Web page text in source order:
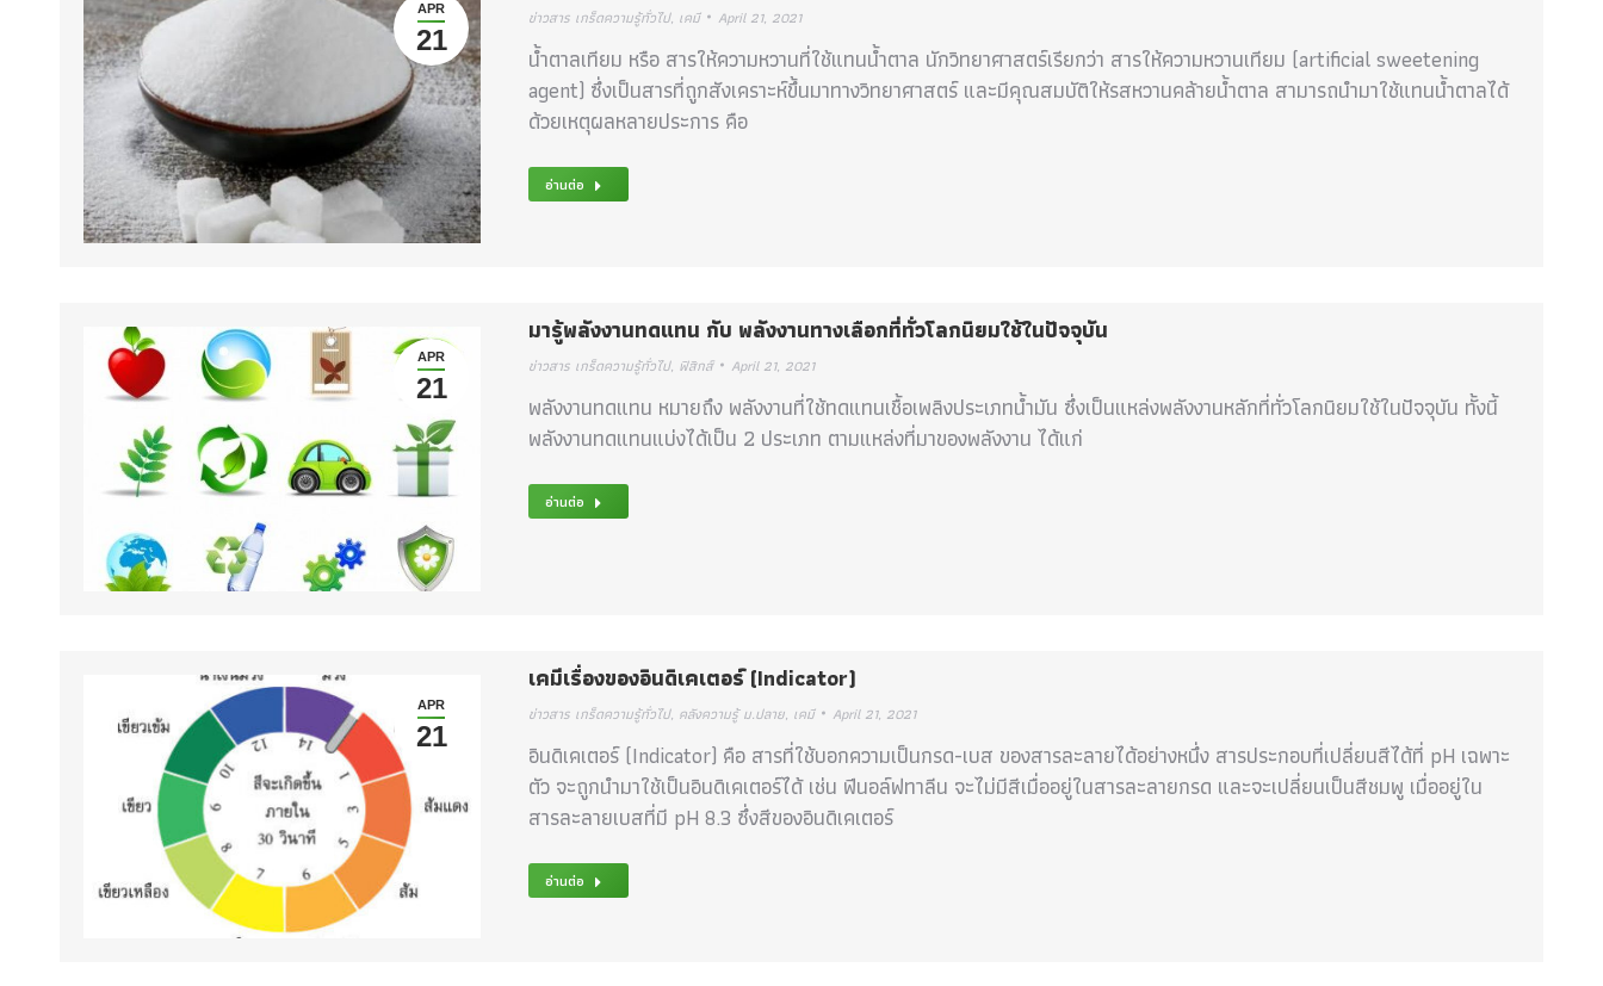
APR
21
ข่าวสาร เกร็ดความรู้ทั่วไป, เคมี April 21, 2021
น้ำตาลเทียม หรือ สารให้ความหวานที่ใช้แทนน้ำตาล นักวิทยาศาสตร์เรียกว่า สารให้ความหวานเทียม (artificial sweetening
agent) ซึ่งเป็นสารที่ถูกสังเคราะห์ขึ้นมาทางวิทยาศาสตร์ และมีคุณสมบัติให้รสหวานคล้ายน้ำตาล สามารถนำมาใช้แทนน้ำตาลได้
ด้วยเหตุผลหลายประการ คือ
อ่านต่อ
APR
21
มารู้พลังงานทดแทน กับ พลังงานทางเลือกที่ทั่วโลกนิยมใช้ในปัจจุบัน
ข่าวสาร เกร็ดความรู้ทั่วไป, ฟิสิกส์ April 21, 2021
พลังงานทดแทน หมายถึง พลังงานที่ใช้ทดแทนเชื้อเพลิงประเภทน้ำมัน ซึ่งเป็นแหล่งพลังงานหลักที่ทั่วโลกนิยมใช้ในปัจจุบัน ทั้งนี้
พลังงานทดแทนแบ่งได้เป็น 2 ประเภท ตามแหล่งที่มาของพลังงาน ได้แก่
อ่านต่อ
APR
21
เคมีเรื่องของอินดิเคเตอร์ (Indicator)
ข่าวสาร เกร็ดความรู้ทั่วไป, คลังความรู้ ม.ปลาย, เคมี April 21, 2021
อินดิเคเตอร์ (Indicator) คือ สารที่ใช้บอกความเป็นกรด-เบส ของสารละลายได้อย่างหนึ่ง สารประกอบที่เปลี่ยนสีได้ที่ pH เฉพาะ
ตัว จะถูกนำมาใช้เป็นอินดิเคเตอร์ได้ เช่น ฟีนอล์ฟทาลีน จะไม่มีสีเมื่ออยู่ในสารละลายกรด และจะเปลี่ยนเป็นสีชมพู เมื่ออยู่ใน
สารละลายเบสที่มี pH 8.3 ซึ่งสีของอินดิเคเตอร์
อ่านต่อ